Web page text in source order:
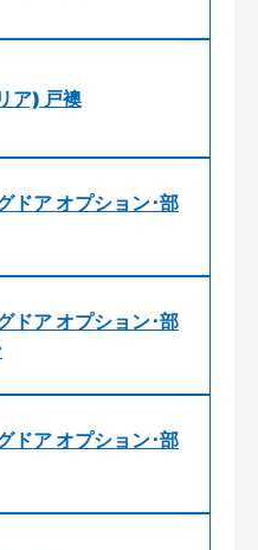
ア) 戸襖
ドア オプション･部
ドア オプション･部
ドア オプション･部